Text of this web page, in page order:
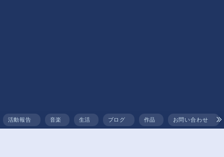
活動報告 音楽 生活 ブログ 作品 お問い合わせ